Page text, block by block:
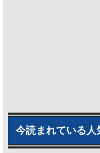
今読まれている